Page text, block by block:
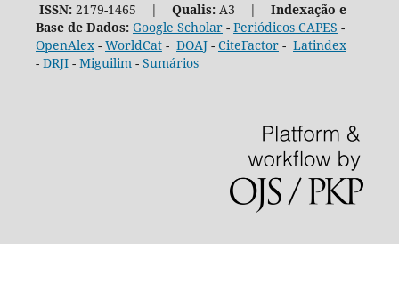
ISSN:2179-1465 | Qualis:A3 | Indexação e
Base de Dados: Google Scholar- Periódicos CAPES -
OpenAlex- WorldCat- DOAJ- CiteFactor- Latindex
- DRJI- Miguilim- Sumários